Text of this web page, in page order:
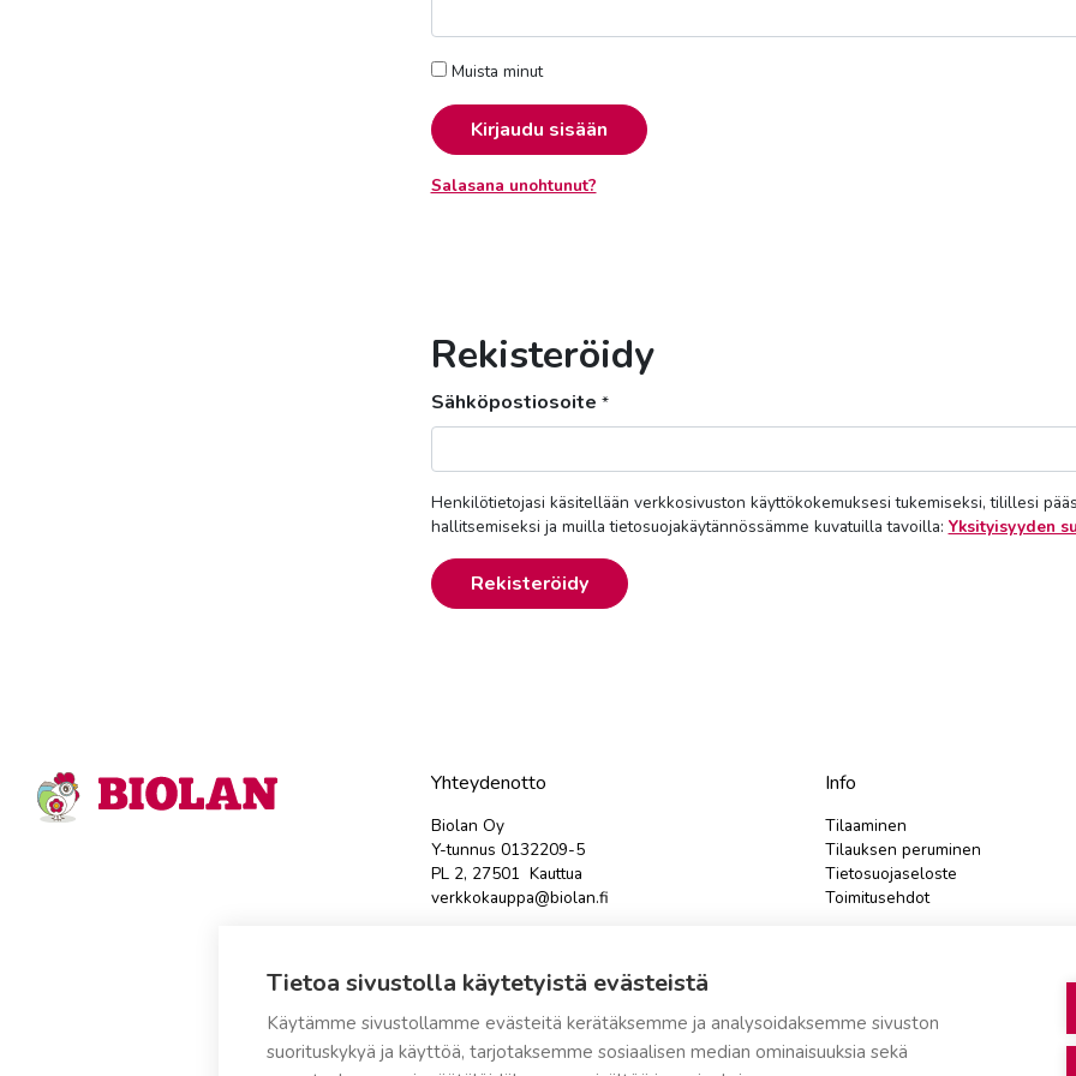
Muista minut
Kirjaudu sisään
Salasana unohtunut?
Rekisteröidy
Sähköpostiosoite *
Henkilötietojasi käsitellään verkkosivuston käyttökokemuksesi tukemiseksi, tilillesi
hallitsemiseksi ja muilla tietosuojakäytännössämme kuvatuilla tavoilla: Yksityisyyden
Rekisteröidy
Yhteydenotto
Biolan Oy
Y-tunnus 0132209-5
PL 2, 27501 Kauttua
verkkokauppa@biolan.fi
Tuotteen palautustilanteissa tulee ensin olla
Info
Tilaaminen
Tilauksen peruminen
Tietosuojaseloste
Toimitusehdot
Tietoa sivustolla käytetyistä evästeistä
Käytämme sivustollamme evästeitä kerätäksemme ja analysoidaksemme sivuston
suorituskykyä ja käyttöä, tarjotaksemme sosiaalisen median ominaisuuksia sekä